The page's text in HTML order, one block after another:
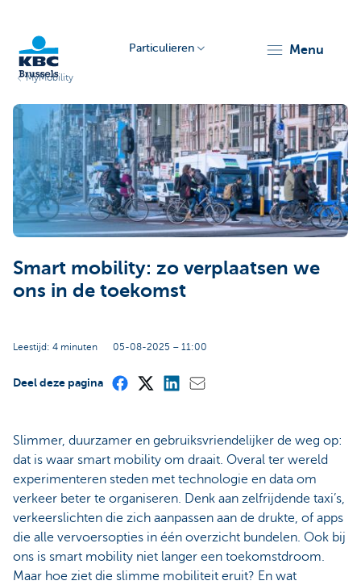
Brussels
Particulieren menu
MyMobility
Smart mobility: zo verplaatsen we
ons in de toekomst
Leestijd: 4 minuten 05-08-2025 – 11:00
Deel deze pagina
Slimmer, duurzamer en gebruiksvriendelijker de weg op:
dat is waar smart mobility om draait. Overal ter wereld
experimenteren steden met technologie en data om
verkeer beter te organiseren. Denk aan zelfrijdende taxi’s,
verkeerslichten die zich aanpassen aan de drukte, of apps
die alle vervoersopties in één overzicht bundelen. Ook bij
ons is smart mobility niet langer een toekomstdroom.
Maar hoe ziet die slimme mobiliteit eruit? En wat